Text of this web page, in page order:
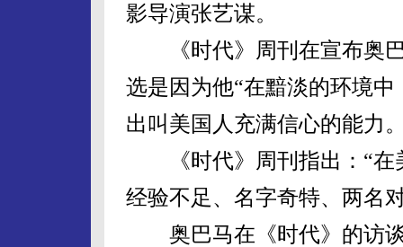
影导演张艺谋。
《时代》周刊在宣布奥巴
选是因为他“在黯淡的环境
出叫美国人充满信心的能力
《时代》周刊指出：“在
经验不足、名字奇特、两名
奥巴马在《时代》的访谈